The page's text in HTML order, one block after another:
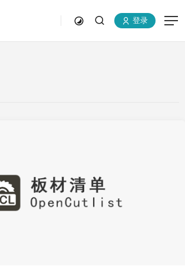
登录